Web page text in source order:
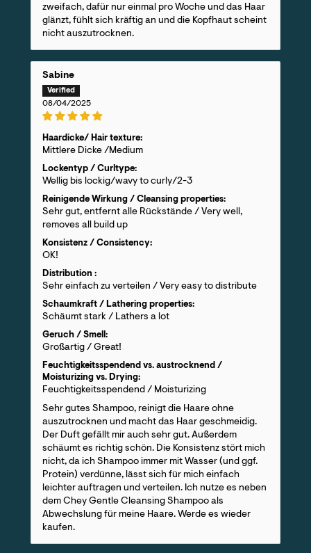
zweifach, dafür nur einmal pro Woche und das Haar
glänzt, fühlt sich kräftig an und die Kopfhaut scheint
nicht auszutrocknen.
Sabine
08/04/2025
Haardicke/ Hair texture:
Mittlere Dicke /Medium
Lockentyp / Curltype:
Wellig bis lockig/wavy to curly/2-3
Reinigende Wirkung / Cleansing properties:
Sehr gut, entfernt alle Rückstände / Very well,
removes all build up
Konsistenz / Consistency:
OK!
Distribution :
Sehr einfach zu verteilen / Very easy to distribute
Schaumkraft / Lathering properties:
Schäumt stark / Lathers a lot
Geruch / Smell:
Großartig / Great!
Feuchtigkeitsspendend vs. austrocknend /
Moisturizing vs. Drying:
Feuchtigkeitsspendend / Moisturizing
Sehr gutes Shampoo, reinigt die Haare ohne
auszutrocknen und macht das Haar geschmeidig.
Der Duft gefällt mir auch sehr gut. Außerdem
schäumt es richtig schön. Die Konsistenz stört mich
nicht, da ich Shampoo immer mit Wasser (und ggf.
Protein) verdünne, lässt sich für mich einfach
leichter auftragen und verteilen. Ich nutze es neben
dem Chey Gentle Cleansing Shampoo als
Abwechslung für meine Haare. Werde es wieder
kaufen.